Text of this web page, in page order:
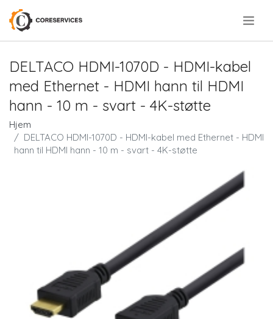
DELTACO HDMI-1070D - HDMI-kabel
med Ethernet - HDMI hann til HDMI
hann - 10 m - svart - 4K-støtte
Hjem
DELTACO HDMI-1070D - HDMI-kabel med Ethernet - HDMI
hann til HDMI hann - 10 m - svart - 4K-støtte